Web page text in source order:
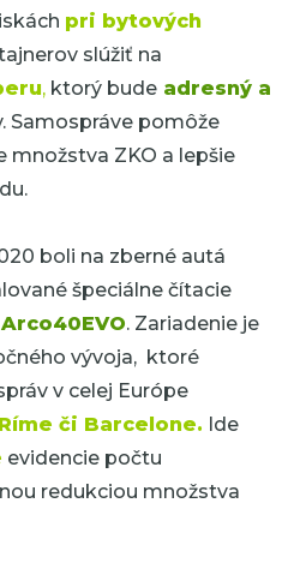
pri bytových
slúžiť na
, ktorý bude adresný a
Samospráve pomôže
množstva ZKO a lepšie
boli na zberné autá
špeciálne čítacie
. Zariadenie je
vývoja, ktoré
v celej Európe
Ríme či Barcelone. Ide
evidencie počtu
redukciou množstva